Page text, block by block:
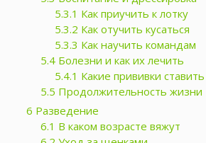
5.3.1 Как приучить к лотку
5.3.2 Как отучить кусаться
5.3.3 Как научить командам
5.4 Болезни и как их лечить
5.4.1 Какие прививки ставить
5.5 Продолжительность жизни
6 Разведение
6.1 В каком возрасте вяжут